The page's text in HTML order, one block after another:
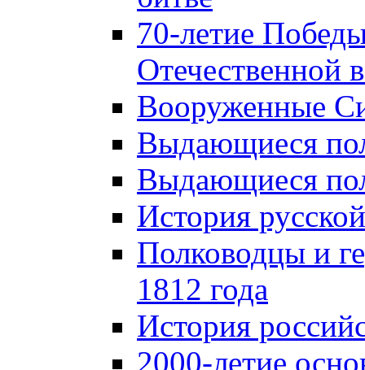
70-летие
Отечественной
Вооруженные
Выдающиеся
Выдающиеся
История
Полководцы и
1812 года
История
2000-летие